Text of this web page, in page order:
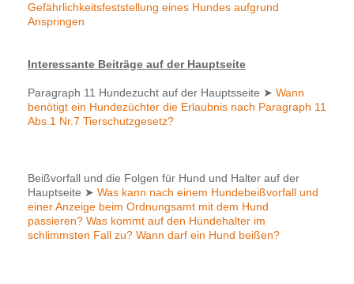
Gefährlichkeitsfeststellung eines Hundes aufgrund
Anspringen
Interessante Beiträge auf der Hauptseite
Paragraph 11 Hundezucht auf der Hauptsseite ➤ Wann
benötigt ein Hundezüchter die Erlaubnis nach Paragraph 11
Abs.1 Nr.7 Tierschutzgesetz?
Beißvorfall und die Folgen für Hund und Halter auf der
Hauptseite ➤ Was kann nach einem Hundebeißvorfall und
einer Anzeige beim Ordnungsamt mit dem Hund
passieren? Was kommt auf den Hundehalter im
schlimmsten Fall zu? Wann darf ein Hund beißen?